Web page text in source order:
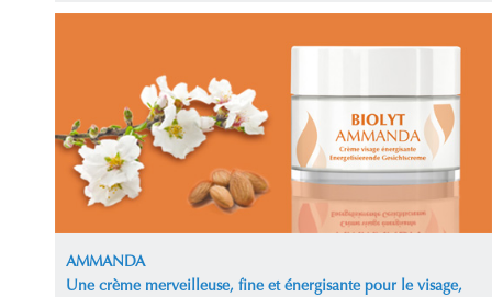
AMMANDA
Une crème merveilleuse, fine et énergisante pour le visage,